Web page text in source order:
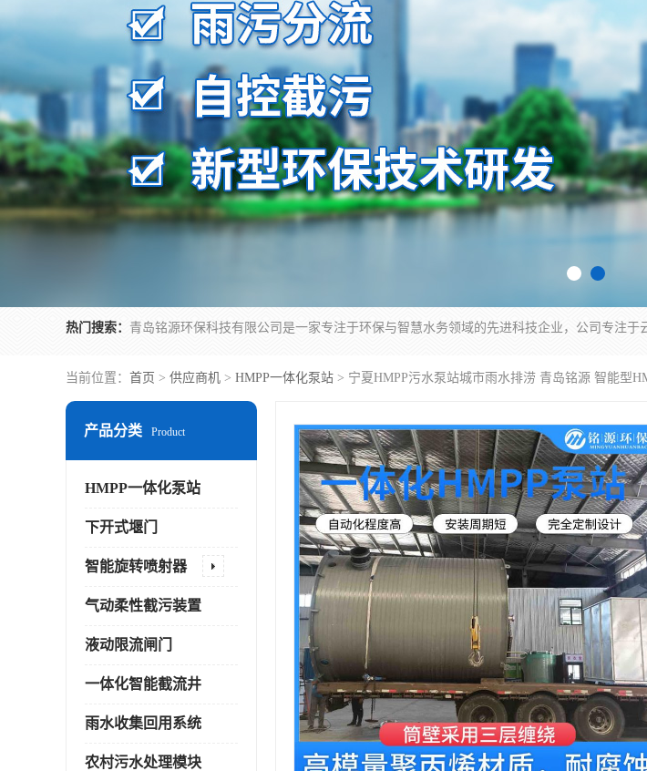
热门搜索：
当前位置： 首页 > 供应商机 > HMPP一体化泵站 > 宁夏HMPP污水泵站城市雨水排涝 青岛铭源 智能型
产品分类 Product
HMPP一体化泵站
下开式堰门
智能旋转喷射器
气动柔性截污装置
液动限流闸门
一体化智能截流井
雨水收集回用系统
农村污水处理模块